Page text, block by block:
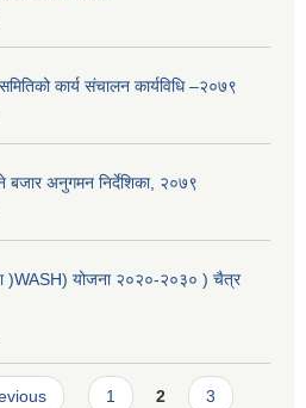
कार्य संचालन कार्यविधि –२०७९
बजार अनुगमन निर्देशिका, २०७९
)WASH) योजना २०२०-२०३० ) चैत्र
1 2 3